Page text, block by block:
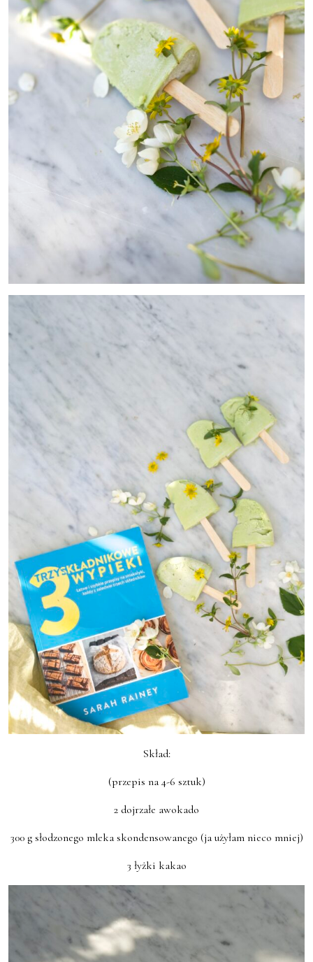
Skład:
(przepis na 4-6 sztuk)
2 dojrzałe awokado
300 g słodzonego mleka skondensowanego (ja użyłam nieco mniej)
3 łyżki kakao